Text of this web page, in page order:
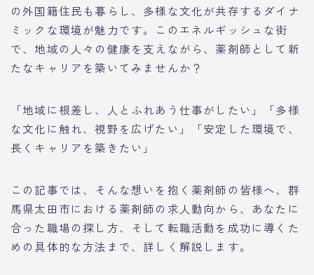
の外国籍住民も暮らし、多様な文化が共存するダイナ
ミックな環境が魅力です。このエネルギッシュな街
で、地域の人々の健康を支えながら、薬剤師として新
たなキャリアを築いてみませんか？
「地域に根差し、人とふれあう仕事がしたい」「多様
な文化に触れ、視野を広げたい」「安定した環境で、
長くキャリアを築きたい」
この記事では、そんな想いを抱く薬剤師の皆様へ、群
馬県太田市における薬剤師の求人動向から、あなたに
合った職場の探し方、そして転職活動を成功に導くた
めの具体的な方法まで、詳しく解説します。